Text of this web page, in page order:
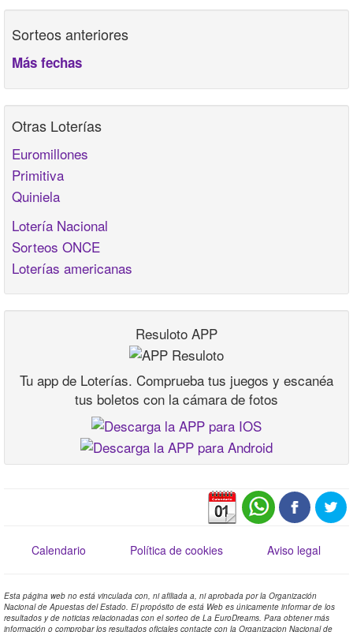
Sorteos anteriores
Más fechas
Otras Loterías
Euromillones
Primitiva
Quiniela
Lotería Nacional
Sorteos ONCE
Loterías americanas
Resuloto APP
Tu app de Loterías. Comprueba tus juegos y escanéa
tus boletos con la cámara de fotos
Calendario Política de cookies Aviso legal
Esta página web no está vinculada con, ni afiliada a, ni aprobada por la Organización
Nacional de Apuestas del Estado. El propósito de está Web es únicamente informar de los
resultados y de noticias relacionadas con el sorteo de La EuroDreams. Para obtener más
información o comprobar los resultados oficiales contacte con la Organizacion Nacional de